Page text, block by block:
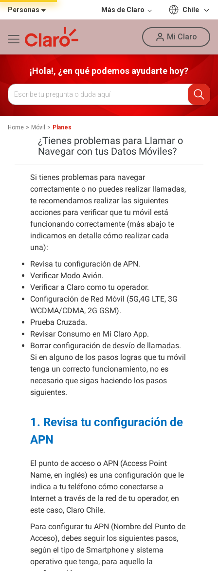
Personas Más de Claro Chile
Mi Claro
¡Hola!, ¿en qué podemos ayudarte hoy?
Home Móvil Planes
¿Tienes problemas para Llamar o
Navegar con tus Datos Móviles?
Si tienes problemas para navegar
correctamente o no puedes realizar llamadas,
te recomendamos realizar las siguientes
acciones para verificar que tu móvil está
funcionando correctamente (más abajo te
indicamos en detalle cómo realizar cada
una):
Revisa tu configuración de APN.
Verificar Modo Avión.
Verificar a Claro como tu operador.
Configuración de Red Móvil (5G,4G LTE, 3G
WCDMA/CDMA, 2G GSM).
Prueba Cruzada.
Revisar Consumo en Mi Claro App.
Borrar configuración de desvío de llamadas.
Si en alguno de los pasos logras que tu móvil
tenga un correcto funcionamiento, no es
necesario que sigas haciendo los pasos
siguientes.
1. Revisa tu configuración de
APN
El punto de acceso o APN (Access Point
Name, en inglés) es una configuración que le
indica a tu teléfono cómo conectarse a
Internet a través de la red de tu operador, en
este caso, Claro Chile.
Para configurar tu APN (Nombre del Punto de
Acceso), debes seguir los siguientes pasos,
según el tipo de Smartphone y sistema
operativo que tenga, para aquello la